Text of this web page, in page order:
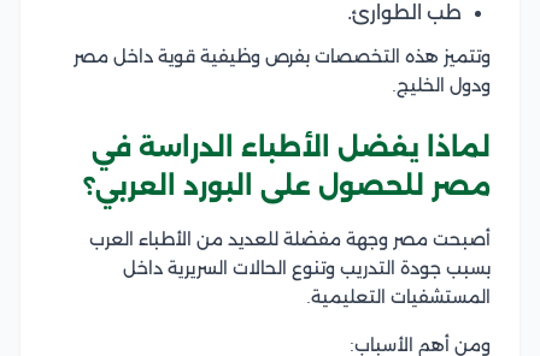
طب الطوارئ.
وتتميز هذه التخصصات بفرص وظيفية قوية داخل مصر
ودول الخليج.
لماذا يفضل الأطباء الدراسة في
مصر للحصول على البورد العربي؟
أصبحت مصر وجهة مفضلة للعديد من الأطباء العرب
بسبب جودة التدريب وتنوع الحالات السريرية داخل
المستشفيات التعليمية.
ومن أهم الأسباب: